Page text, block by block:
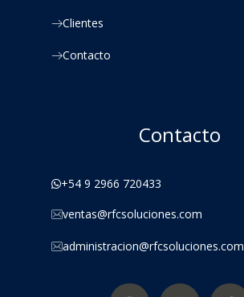
Clientes
Contacto
Contacto
+54 9 2966 720433
ventas@rfcsoluciones.com
administracion@rfcsoluciones.com